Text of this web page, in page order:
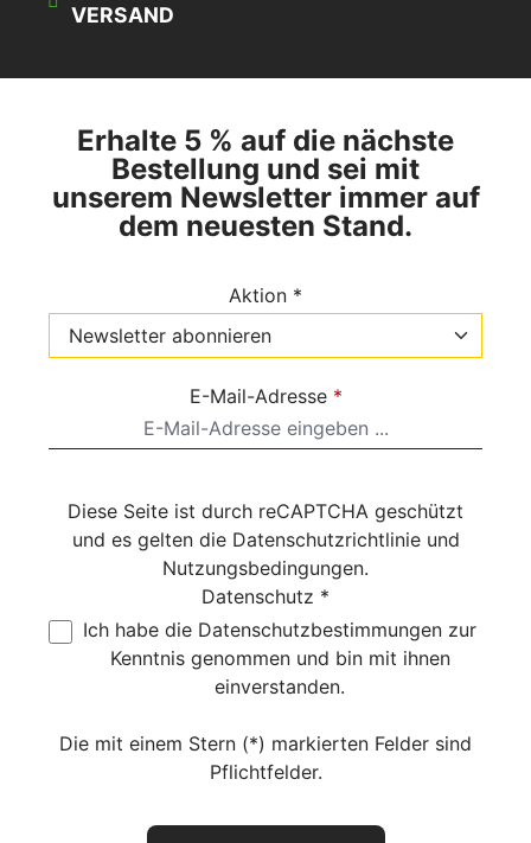
VERSAND
Erhalte 5 % auf die nächste
Bestellung und sei mit
unserem Newsletter immer auf
dem neuesten Stand.
Aktion *
E-Mail-Adresse *
Diese Seite ist durch reCAPTCHA geschützt
und es gelten die Datenschutzrichtlinieund
Nutzungsbedingungen.
Datenschutz *
Ich habe die Datenschutzbestimmungen zur
Kenntnis genommen und bin mit ihnen
einverstanden.
Die mit einem Stern (*) markierten Felder sind
Pflichtfelder.